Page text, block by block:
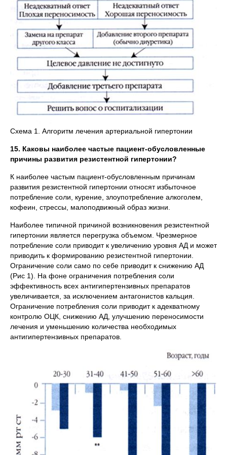
Схема 1. Алгоритм лечения артериальной гипертонии
15. Каковы наиболее частые пациент-обусловленные
причины развития резистентной гипертонии?
К наиболее частым пациент-обусловленным причинам
развития резистентной гипертонии относят избыточное
потребление соли, курение, злоупотребление алкоголем,
кофеин, стрессы, малоподвижный образ жизни.
Наиболее типичной причиной возникновения резистентной
гипертонии является перегрузка объемом. Чрезмерное
потребление соли приводит к увеличению уровня АД и может
приводить к формированию резистентной гипертонии.
Ограничение соли само по себе приводит к снижению АД
(Рис 1). На фоне ограничения потребления соли
эффективность всех антигипертензивных препаратов
увеличивается, за исключением антагонистов кальция.
Ограничение потребления соли приводит к адекватному
контролю ОЦК, снижению АД, улучшению переносимости
лечения и уменьшению количества необходимых
антигипертензивных препаратов.